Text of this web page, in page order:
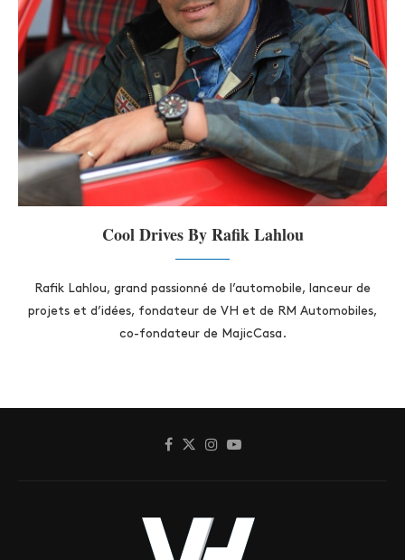
Cool Drives By Rafik Lahlou
Rafik Lahlou, grand passionné de l’automobile, lanceur de
projets et d’idées, fondateur de VH et de RM Automobiles,
co-fondateur de MajicCasa.